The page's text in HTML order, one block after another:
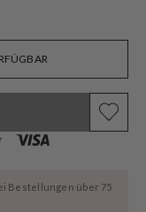
Bestellungen über 75